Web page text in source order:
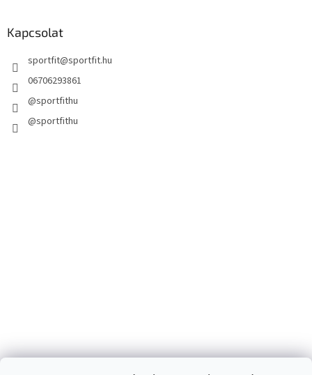
Kapcsolat
sportfit@sportfit.hu
06706293861
@sportfithu
@sportfithu